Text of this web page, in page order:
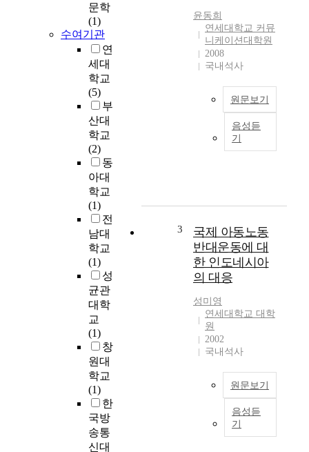
문학
(1)
수여기관
연
세대
학교
(5)
부
산대
학교
(2)
동
아대
학교
(1)
전
남대
학교
(1)
성
균관
대학
교
(1)
창
원대
학교
(1)
한
국방
송통
신대
윤동희
연세대학교 커뮤
니케이션대학원
2008
국내석사
원문보기
음성듣
기
3
국제 아동노동
반대운동에 대
한 인도네시아
의 대응
성미영
연세대학교 대학
원
2002
국내석사
원문보기
음성듣
기